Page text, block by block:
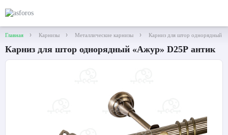
Главная Карнизы Металлические карнизы Карниз для штор однорядный
Карниз для штор однорядный «Ажур» D25Р антик